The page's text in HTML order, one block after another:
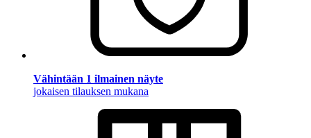
Vähintään 1 ilmainen näyte
jokaisen tilauksen mukana